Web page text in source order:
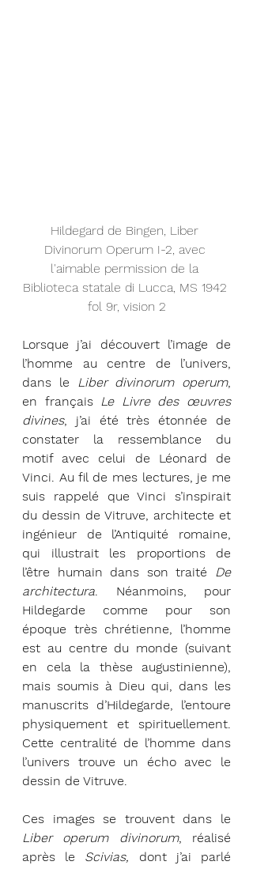
Hildegard de Bingen, Liber
Divinorum Operum I-2, avec
l'aimable permission de la
Biblioteca statale di Lucca, MS 1942
fol 9r, vision 2
Lorsque j’ai découvert l’image de
l’homme au centre de l’univers,
dans le Liber divinorum operum,
en français Le Livre des œuvres
divines, j’ai été très étonnée de
constater la ressemblance du
motif avec celui de Léonard de
Vinci. Au fil de mes lectures, je me
suis rappelé que Vinci s’inspirait
du dessin de Vitruve, architecte et
ingénieur de l’Antiquité romaine,
qui illustrait les proportions de
l’être humain dans son traité De
architectura. Néanmoins, pour
Hildegarde comme pour son
époque très chrétienne, l’homme
est au centre du monde (suivant
en cela la thèse augustinienne),
mais soumis à Dieu qui, dans les
manuscrits d’Hildegarde, l’entoure
physiquement et spirituellement.
Cette centralité de l’homme dans
l’univers trouve un écho avec le
dessin de Vitruve.
Liber operum divinorum, réalisé
après le Scivias, dont j’ai parlé